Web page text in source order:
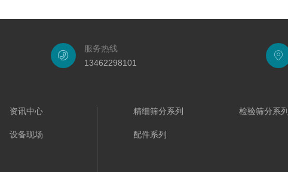
服务热线
13462298101
资讯中心
设备现场
精细筛分系列 检验筛分系列
配件系列